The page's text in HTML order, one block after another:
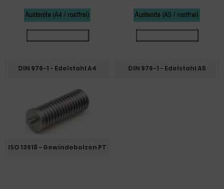
DIN 976-1 - Edelstahl A4 DIN 976-1 - Edelstahl A5
ISO 13918 - Gewindebolzen PT